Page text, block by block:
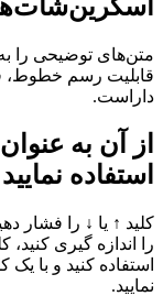
متن‌های توضیحی را
قابلیت رسم خطوط،
داراست.
از آن به
استفاده نمایید
کلید ↑ یا ↓ را فشار
را اندازه گیری
استفاده کنید و با
نمایید.